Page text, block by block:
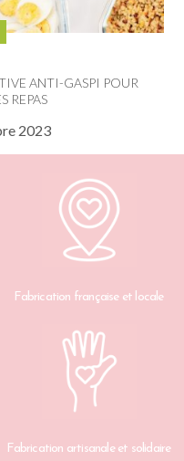
ANTI-GASPI POUR
REPAS
2023
Fabrication française et locale
Fabrication artisanale et solidaire